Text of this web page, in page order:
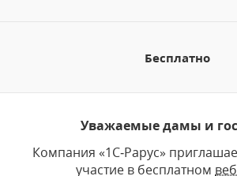
Бесплатно
Уважаемые дамы и
Компания «1С‑Рарус»
участие в бесплатном